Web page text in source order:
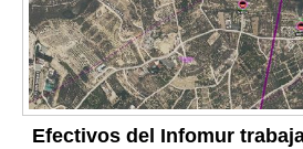
Efectivos del Infomur